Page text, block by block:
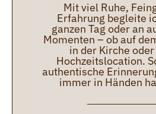
Mit viel Ruhe,
Erfahrung begleite
ganzen Tag oder an
Momenten – ob auf
in der Kirche
Hochzeitslocation.
authentische
immer in Händen